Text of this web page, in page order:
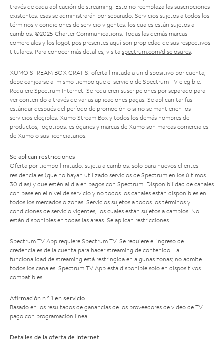
través de cada aplicación de streaming. Esto no reemplaza las suscripciones
existentes; esas se administrarán por separado. Servicios sujetos a todos los
términos y condiciones de servicio vigentes, los cuales están sujetos a
cambios. ©2025 Charter Communications. Todas las demás marcas
comerciales y los logotipos presentes aquí son propiedad de sus respectivos
titulares. Para conocer más detalles, visita spectrum.com/disclosures.
XUMO STREAM BOX GRATIS: oferta limitada a un dispositivo por cuenta;
debe canjearse al mismo tiempo que el servicio de Spectrum TV elegible.
Requiere Spectrum Internet. Se requieren suscripciones por separado para
ver contenido a través de varias aplicaciones pagas. Se aplican tarifas
estándar después del período de promoción o si no se mantienen los
servicios elegibles. Xumo Stream Box y todos los demás nombres de
productos, logotipos, eslóganes y marcas de Xumo son marcas comerciales
de Xumo o sus licenciatarios.
Se aplican restricciones
Oferta por tiempo limitado; sujeta a cambios; solo para nuevos clientes
residenciales (que no hayan utilizado servicios de Spectrum en los últimos
30 días) y que estén al día en pagos con Spectrum. Disponibilidad de canales
con base en el nivel de servicio y no todos los canales están disponibles en
todos los mercados o zonas. Servicios sujetos a todos los términos y
condiciones de servicio vigentes, los cuales están sujetos a cambios. No
están disponibles en todas las áreas. Se aplican restricciones.
Spectrum TV App requiere Spectrum TV. Se requiere el ingreso de
credenciales de la cuenta para hacer streaming de contenido. La
funcionalidad de streaming está restringida en algunas zonas; no admite
todos los canales. Spectrum TV App está disponible solo en dispositivos
compatibles.
Afirmación n.º 1 en servicio
Basado en los resultados de ganancias de los proveedores de video de TV
pago con programación lineal.
Detalles de la oferta de Internet